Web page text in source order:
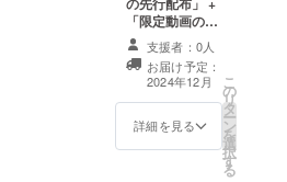
ドレスにて限定
URLを共有させ
ていただきま
す。
「限定動画の配
布」/ 「プレゼン
動画の先行配
布」 ・5分のプ
レゼン動画
×5~10本ほどに
なる予定です。
支援者：0人
お届け予定：
2024年12月
詳細を見る
こ
の
リ
タ
ー
ン
を
選
択
す
る